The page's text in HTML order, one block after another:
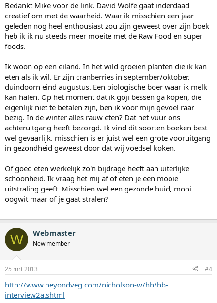
Bedankt Mike voor de link. David Wolfe gaat inderdaad
creatief om met de waarheid. Waar ik misschien een jaar
geleden nog heel enthousiast zou zijn geweest over zijn boek
heb ik ik nu steeds meer moeite met de Raw Food en super
foods.
Ik woon op een eiland. In het wild groeien planten die ik kan
eten als ik wil. Er zijn cranberries in september/oktober,
duindoorn eind augustus. Een biologische boer waar ik melk
kan halen. Op het moment dat ik goji bessen ga kopen, die
eigenlijk niet te betalen zijn, ben ik voor mijn gevoel raar
bezig. In de winter alles rauw eten? Dat het vuur ons
achteruitgang heeft bezorgd. Ik vind dit soorten boeken best
wel gevaarlijk. misschien is er juist wel een grote vooruitgang
in gezondheid geweest door dat wij voedsel koken.
Of goed eten werkelijk zo'n bijdrage heeft aan uiterlijke
schoonheid. Ik vraag het mij af of eten je een mooie
uitstraling geeft. Misschien wel een gezonde huid, mooi
oogwit maar of je gaat stralen?
W Webmaster
New member
25 mrt 2013 #4
http://www.beyondveg.com/nicholson-w/hb/hb-
interview2a.shtml